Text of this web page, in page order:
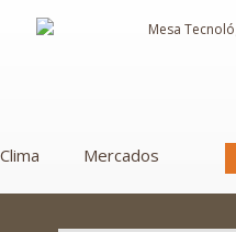
Clima Mercados